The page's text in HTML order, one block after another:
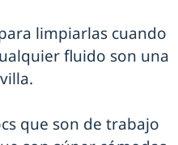
limpiarlas cuando
fluido son una
que son de trabajo